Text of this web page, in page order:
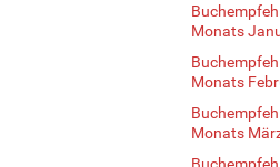
Monats
Monats
Monats